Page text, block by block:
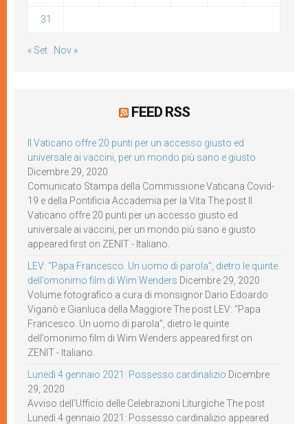
31
« Set Nov »
FEED RSS
Il Vaticano offre 20 punti per un accesso giusto ed
universale ai vaccini, per un mondo più sano e giusto
Dicembre 29, 2020
Comunicato Stampa della Commissione Vaticana Covid-
19 e della Pontificia Accademia per la Vita The post Il
Vaticano offre 20 punti per un accesso giusto ed
universale ai vaccini, per un mondo più sano e giusto
appeared first on ZENIT - Italiano.
LEV: “Papa Francesco. Un uomo di parola”, dietro le quinte
dell’omonimo film di Wim Wenders Dicembre 29, 2020
Volume fotografico a cura di monsignor Dario Edoardo
Viganò e Gianluca della Maggiore The post LEV: “Papa
Francesco. Un uomo di parola”, dietro le quinte
dell’omonimo film di Wim Wenders appeared first on
ZENIT - Italiano.
Lunedì 4 gennaio 2021: Possesso cardinalizio Dicembre
29, 2020
Avviso dell’Ufficio delle Celebrazioni Liturgiche The post
Lunedì 4 gennaio 2021: Possesso cardinalizio appeared